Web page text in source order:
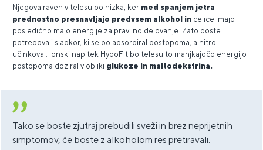
Njegova raven v telesu bo nizka, ker med spanjem jetra
prednostno presnavljajo predvsem alkohol in celice imajo
posledično malo energije za pravilno delovanje. Zato boste
potrebovali sladkor, ki se bo absorbiral postopoma, a hitro
učinkoval. Ionski napitek HypoFit bo telesu to manjkajočo energijo
postopoma doziral v obliki glukoze in maltodekstrina.
Tako se boste zjutraj prebudili sveži in brez neprijetnih
simptomov, če boste z alkoholom res pretiravali.